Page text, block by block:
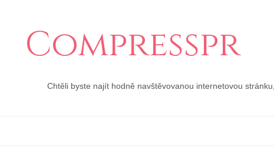
Compresspr
Chtěli byste najít hodně navštěvovanou internetovou